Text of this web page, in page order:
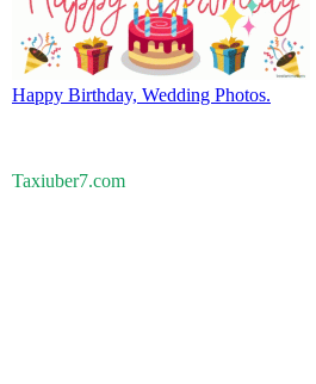
Happy Birthday, Wedding Photos.
Taxiuber7.com